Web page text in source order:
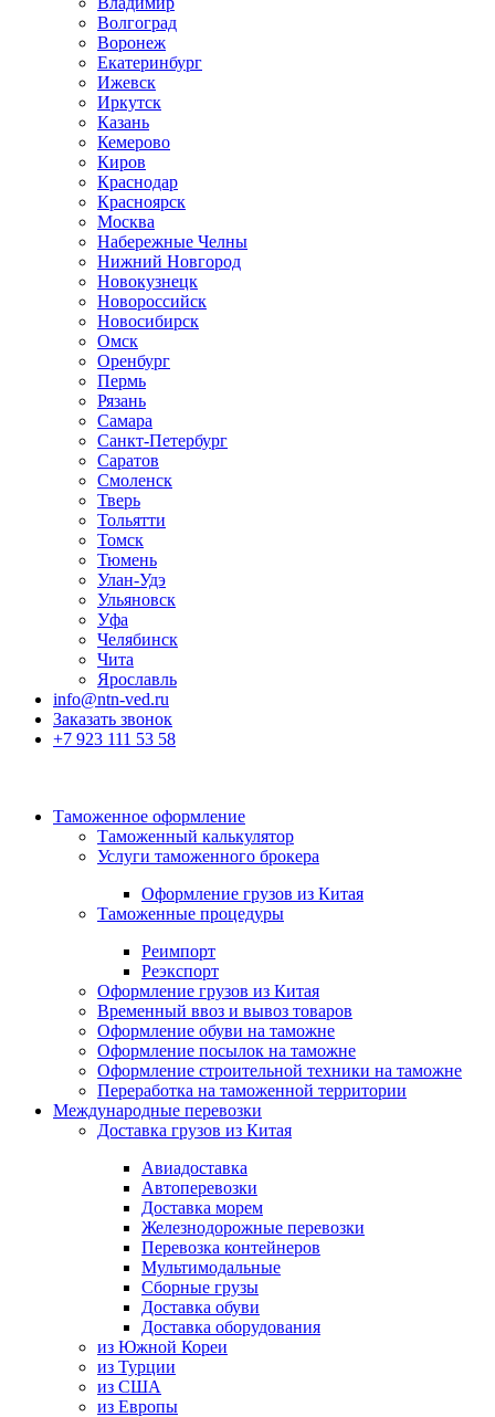
Волгоград
Воронеж
Екатеринбург
Ижевск
Иркутск
Казань
Кемерово
Киров
Краснодар
Красноярск
Москва
Набережные Челны
Нижний Новгород
Новокузнецк
Новороссийск
Новосибирск
Омск
Оренбург
Пермь
Рязань
Самара
Санкт-Петербург
Саратов
Смоленск
Тверь
Тольятти
Томск
Тюмень
Улан-Удэ
Ульяновск
Уфа
Челябинск
Чита
Ярославль
info@ntn-ved.ru
Заказать звонок
+7 923 111 53 58
Таможенное оформление
Таможенный калькулятор
Услуги таможенного брокера
Оформление грузов из Китая
Таможенные процедуры
Реимпорт
Реэкспорт
Оформление грузов из Китая
Временный ввоз и вывоз товаров
Оформление обуви на таможне
Оформление посылок на таможне
Оформление строительной техники на таможне
Переработка на таможенной территории
Международные перевозки
Доставка грузов из Китая
Авиадоставка
Автоперевозки
Доставка морем
Железнодорожные перевозки
Перевозка контейнеров
Мультимодальные
Сборные грузы
Доставка обуви
Доставка оборудования
из Южной Кореи
из Турции
из США
из Европы